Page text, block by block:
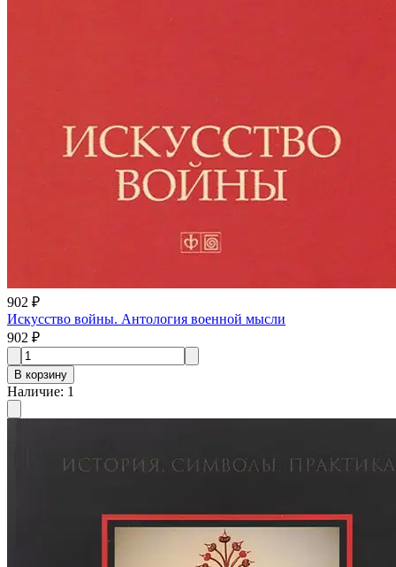
902 ₽
Искусство войны. Антология военной мысли
902 ₽
В корзину
Наличие: 1